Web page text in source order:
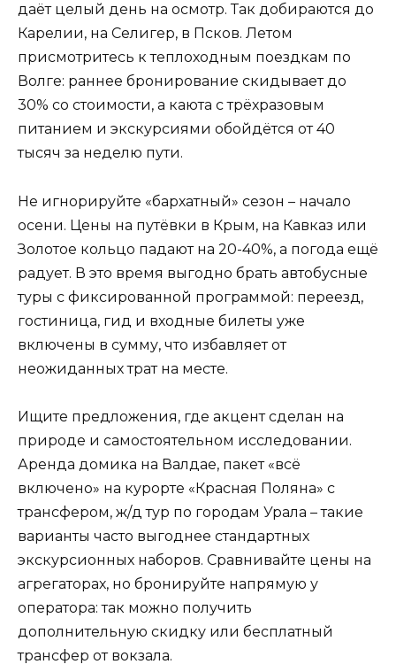
даёт целый день на осмотр. Так добираются до
Карелии, на Селигер, в Псков. Летом
присмотритесь к теплоходным поездкам по
Волге: раннее бронирование скидывает до
30% со стоимости, а каюта с трёхразовым
питанием и экскурсиями обойдётся от 40
тысяч за неделю пути.
Не игнорируйте «бархатный» сезон – начало
осени. Цены на путёвки в Крым, на Кавказ или
Золотое кольцо падают на 20-40%, а погода ещё
радует. В это время выгодно брать автобусные
туры с фиксированной программой: переезд,
гостиница, гид и входные билеты уже
включены в сумму, что избавляет от
неожиданных трат на месте.
Ищите предложения, где акцент сделан на
природе и самостоятельном исследовании.
Аренда домика на Валдае, пакет «всё
включено» на курорте «Красная Поляна» с
трансфером, ж/д тур по городам Урала – такие
варианты часто выгоднее стандартных
экскурсионных наборов. Сравнивайте цены на
агрегаторах, но бронируйте напрямую у
оператора: так можно получить
дополнительную скидку или бесплатный
трансфер от вокзала.